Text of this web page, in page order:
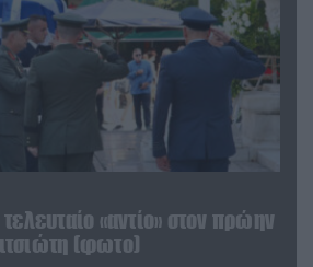
«αντίο» στον πρώην
(φωτο)